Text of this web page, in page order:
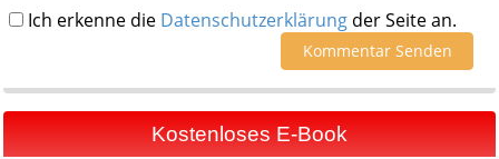
Ich erkenne die Datenschutzerklärung der Seite an.
Kostenloses E-Book